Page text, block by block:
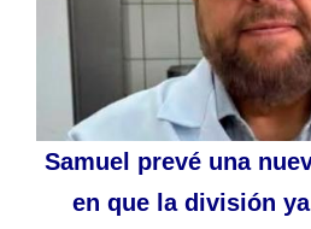
Samuel prevé una
en que la división